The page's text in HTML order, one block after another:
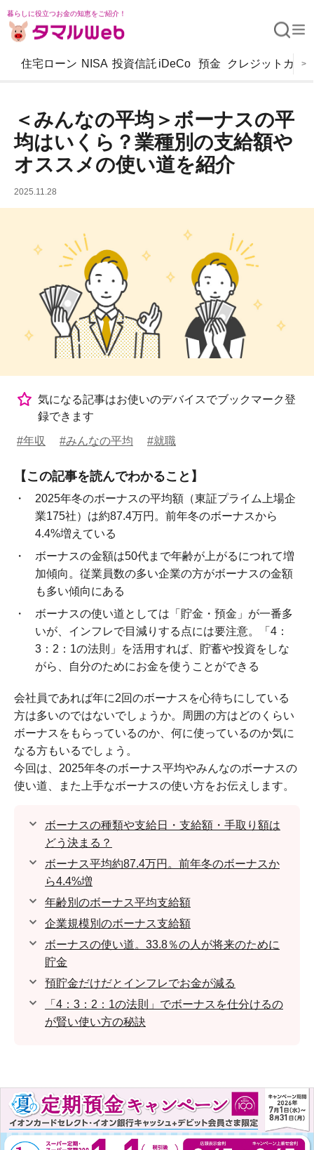
暮らしに役立つお金の知恵をご紹介！
住宅ローン NISA 投資信託 iDeCo 預金 クレジットカー
>
＜みんなの平均＞ボーナスの平
均はいくら？業種別の支給額や
オススメの使い道を紹介
2025.11.28
気になる記事はお使いのデバイスでブックマーク登
録できます
#年収 #みんなの平均 #就職
【この記事を読んでわかること】
2025年冬のボーナスの平均額（東証プライム上場企
業175社）は約87.4万円。前年冬のボーナスから
4.4%増えている
ボーナスの金額は50代まで年齢が上がるにつれて増
加傾向。従業員数の多い企業の方がボーナスの金額
も多い傾向にある
ボーナスの使い道としては「貯金・預金」が一番多
いが、インフレで目減りする点には要注意。「4：
3：2：1の法則」を活用すれば、貯蓄や投資をしな
がら、自分のためにお金を使うことができる
会社員であれば年に2回のボーナスを心待ちにしている
方は多いのではないでしょうか。周囲の方はどのくらい
ボーナスをもらっているのか、何に使っているのか気に
なる方もいるでしょう。
今回は、2025年冬のボーナス平均やみんなのボーナスの
使い道、また上手なボーナスの使い方をお伝えします。
ボーナスの種類や支給日・支給額・手取り額は
どう決まる？
ボーナス平均約87.4万円。前年冬のボーナスか
ら4.4%増
年齢別のボーナス平均支給額
企業規模別のボーナス支給額
ボーナスの使い道。33.8％の人が将来のために
貯金
預貯金だけだとインフレでお金が減る
「4：3：2：1の法則」でボーナスを仕分けるの
が賢い使い方の秘訣